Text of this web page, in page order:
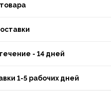
- 14 дней
1-5 рабочих дней